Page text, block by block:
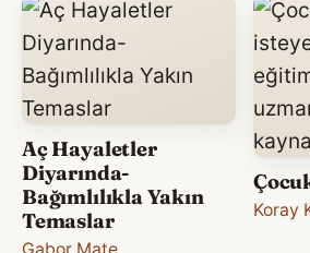
Aç Hayaletler
Diyarında-
Bağımlılıkla Yakın
Temaslar
Koray